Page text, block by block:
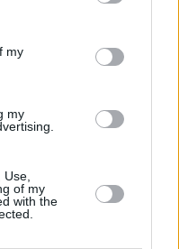
its third-party tags to
in below Google
my
my
of my
with the
θεσμό
Το Mοντέλο που